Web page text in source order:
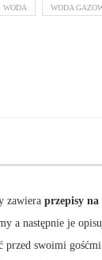
WODA WODA
zawiera przepisy
a następnie je
przed swoimi